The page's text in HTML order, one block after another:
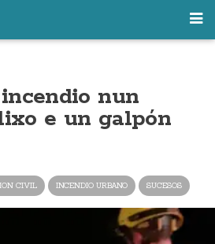
nun
e un galpón
CIVIL INCENDIO URBANO SUCESOS